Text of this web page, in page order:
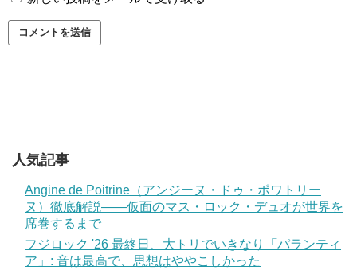
人気記事
Angine de Poitrine（アンジーヌ・ドゥ・ポワトリー
ヌ）徹底解説——仮面のマス・ロック・デュオが世界を
席巻するまで
フジロック '26 最終日、大トリでいきなり「パランティ
ア」: 音は最高で、思想はややこしかった